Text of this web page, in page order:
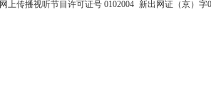
网上传播视听节目许可证号 0102004 新出网证（京）